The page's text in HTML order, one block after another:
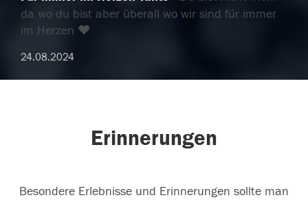
da wo du bist aber überall wo wir sind für immer
im Herzen ❤️
24.08.2024
Erinnerungen
Besondere Erlebnisse und Erinnerungen sollte man